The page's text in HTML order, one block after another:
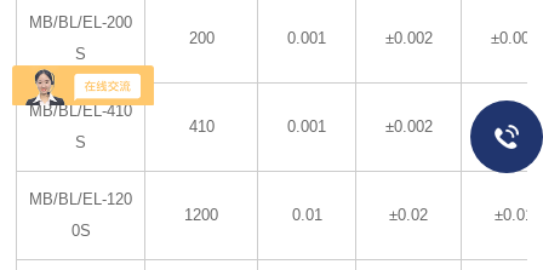
MB/BL/EL-200
S
200 0.001 ±0.002 ±0.001
MB/BL/EL-410
S
410 0.001 ±0.002 ±0.001
MB/BL/EL-120
0S
1200 0.01 ±0.02 ±0.01